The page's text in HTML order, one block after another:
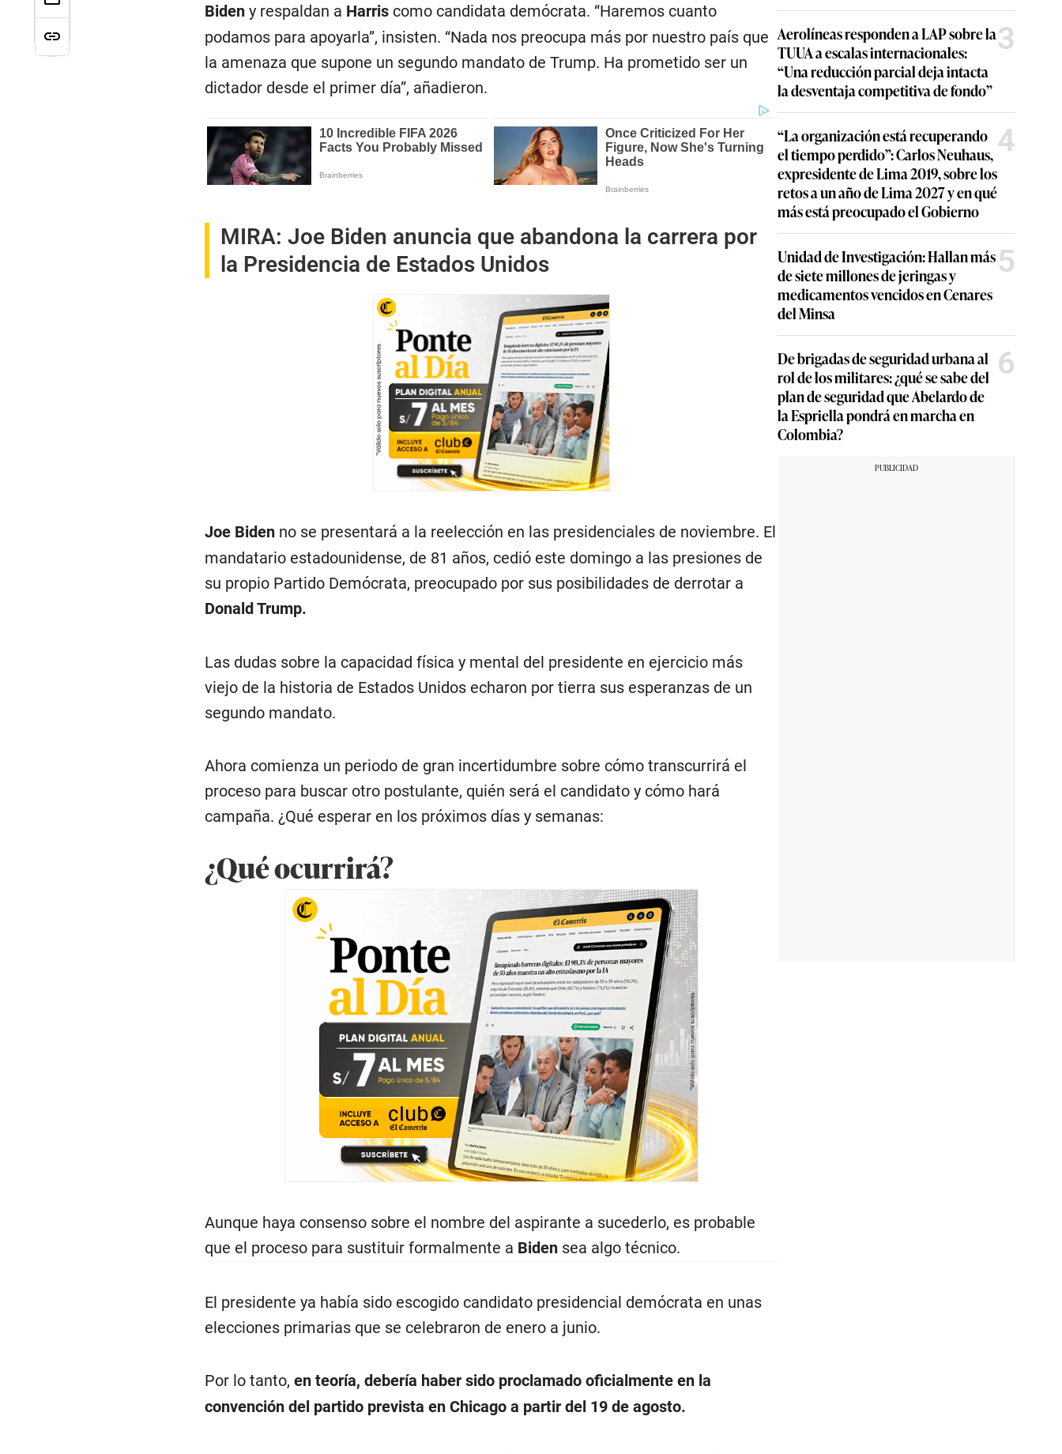
Bideny respaldan a Harris como candidata demócrata. “Haremos cuanto
podamos para apoyarla”, insisten. “Nada nos preocupa más por nuestro país que
la amenaza que supone un segundo mandato de Trump. Ha prometido ser un
dictador desde el primer día”, añadieron.
MIRA: Joe Biden anuncia que abandona la carrera por
la Presidencia de Estados Unidos
Joe Bidenno se presentará a la reelección en las presidenciales de noviembre. El
mandatario estadounidense, de 81 años, cedió este domingo a las presiones de
su propio Partido Demócrata, preocupado por sus posibilidades de derrotar a
Donald Trump.
Las dudas sobre la capacidad física y mental del presidente en ejercicio más
viejo de la historia de Estados Unidos echaron por tierra sus esperanzas de un
segundo mandato.
Ahora comienza un periodo de gran incertidumbre sobre cómo transcurrirá el
proceso para buscar otro postulante, quién será el candidato y cómo hará
campaña. ¿Qué esperar en los próximos días y semanas:
¿Qué ocurrirá?
Aunque haya consenso sobre el nombre del aspirante a sucederlo, es probable
que el proceso para sustituir formalmente a Biden sea algo técnico.
El presidente ya había sido escogido candidato presidencial demócrata en unas
elecciones primarias que se celebraron de enero a junio.
Por lo tanto, en teoría, debería haber sido proclamado oficialmente en la
convención del partido prevista en Chicago a partir del 19 de agosto.
Aerolíneas responden a LAP sobre la
TUUA a escalas internacionales:
“Una reducción parcial deja intacta
la desventaja competitiva de fondo”
3
“La organización está recuperando
el tiempo perdido”: Carlos Neuhaus,
expresidente de Lima 2019, sobre los
retos a un año de Lima 2027 y en qué
más está preocupado el Gobierno
4
Unidad de Investigación: Hallan más
de siete millones de jeringas y
medicamentos vencidos en Cenares
del Minsa
5
De brigadas de seguridad urbana al
rol de los militares: ¿qué se sabe del
plan de seguridad que Abelardo de
la Espriella pondrá en marcha en
Colombia?
6